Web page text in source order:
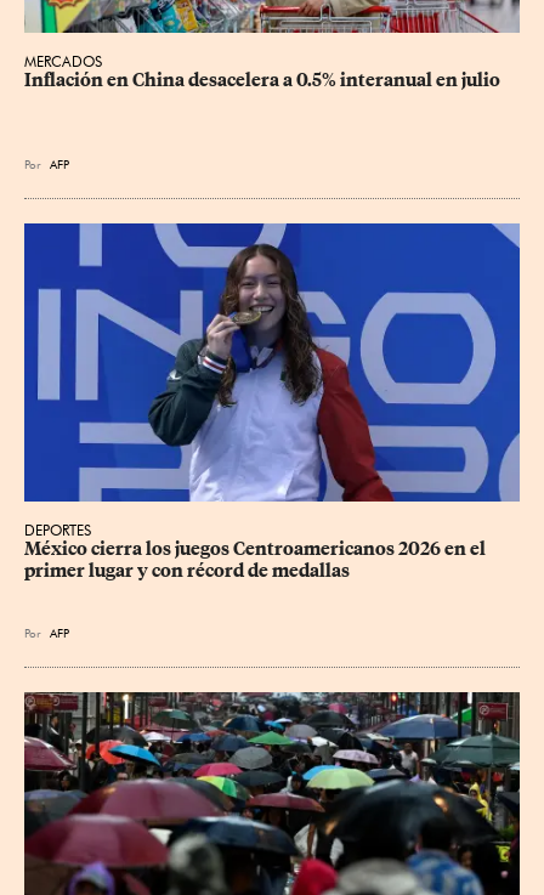
MERCADOS
Inflación en China desacelera a 0.5% interanual en julio
Por AFP
DEPORTES
México cierra los juegos Centroamericanos 2026 en el
primer lugar y con récord de medallas
Por AFP